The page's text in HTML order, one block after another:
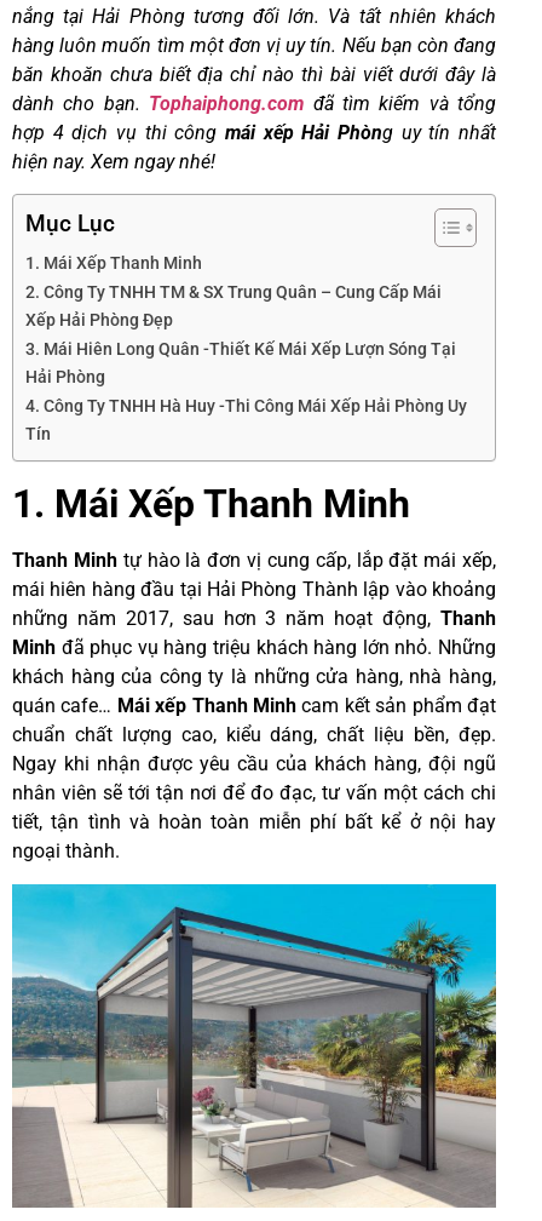
nắng tại Hải Phòng tương đối lớn. Và tất nhiên khách
hàng luôn muốn tìm một đơn vị uy tín. Nếu bạn còn đang
băn khoăn chưa biết địa chỉ nào thì bài viết dưới đây là
dành cho bạn. Tophaiphong.com đã tìm kiếm và tổng
hợp 4 dịch vụ thi công mái xếp Hải Phòng uy tín nhất
hiện nay. Xem ngay nhé!
Mục Lục
1. Mái Xếp Thanh Minh
2. Công Ty TNHH TM & SX Trung Quân – Cung Cấp Mái
Xếp Hải Phòng Đẹp
3. Mái Hiên Long Quân -Thiết Kế Mái Xếp Lượn Sóng Tại
Hải Phòng
4. Công Ty TNHH Hà Huy -Thi Công Mái Xếp Hải Phòng Uy
Tín
1. Mái Xếp Thanh Minh
Thanh Minhtự hào là đơn vị cung cấp, lắp đặt mái xếp,
mái hiên hàng đầu tại Hải Phòng Thành lập vào khoảng
những năm 2017, sau hơn 3 năm hoạt động, Thanh
Minh đã phục vụ hàng triệu khách hàng lớn nhỏ. Những
khách hàng của công ty là những cửa hàng, nhà hàng,
quán cafe… Mái xếp Thanh Minh cam kết sản phẩm đạt
chuẩn chất lượng cao, kiểu dáng, chất liệu bền, đẹp.
Ngay khi nhận được yêu cầu của khách hàng, đội ngũ
nhân viên sẽ tới tận nơi để đo đạc, tư vấn một cách chi
tiết, tận tình và hoàn toàn miễn phí bất kể ở nội hay
ngoại thành.